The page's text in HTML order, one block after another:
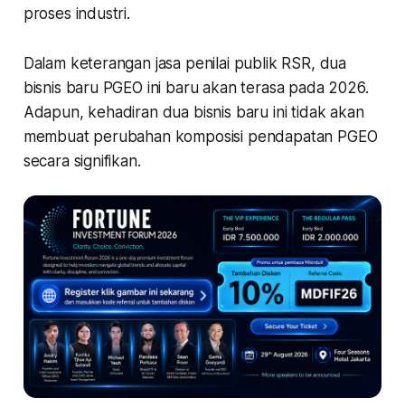
proses industri.
Dalam keterangan jasa penilai publik RSR, dua
bisnis baru PGEO ini baru akan terasa pada 2026.
Adapun, kehadiran dua bisnis baru ini tidak akan
membuat perubahan komposisi pendapatan PGEO
secara signifikan.